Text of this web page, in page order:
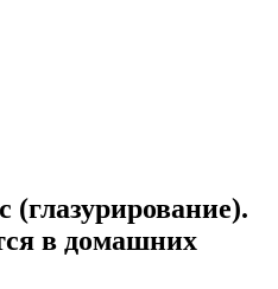
(глазурирование).
в домашних